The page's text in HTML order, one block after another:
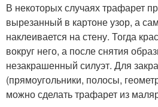
В некоторых случаях трафарет
вырезанный в картоне узор, а
наклеивается на стену. Тогда
вокруг него, а после снятия
незакрашенный силуэт. Для
(прямоугольники, полосы,
можно сделать трафарет из